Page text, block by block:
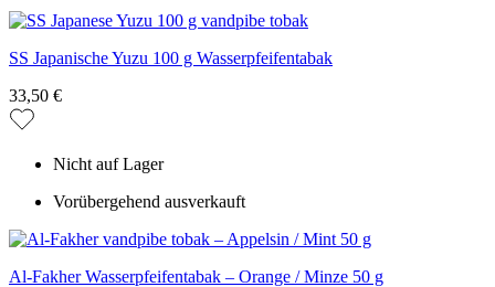
SS Japanische Yuzu 100 g Wasserpfeifentabak
33,50 €
Nicht auf Lager
Vorübergehend ausverkauft
Al-Fakher Wasserpfeifentabak – Orange / Minze 50 g